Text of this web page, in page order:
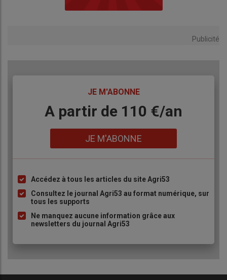
Publicité
JE M'ABONNE
BodyA partir de 110 €/an
JE M'ABONNE
Liste
à
puce
Accédez à tous les articles du site Agri53
Consultez le journal Agri53 au format numérique, sur
tous les supports
Ne manquez aucune information grâce aux
newsletters du journal Agri53